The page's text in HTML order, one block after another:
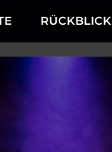
RÜCKBLICK